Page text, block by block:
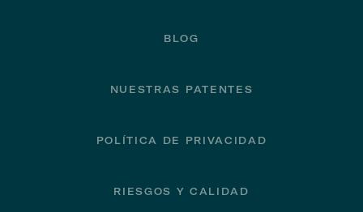
BLOG
NUESTRAS PATENTES
POLÍTICA DE PRIVACIDAD
RIESGOS Y CALIDAD